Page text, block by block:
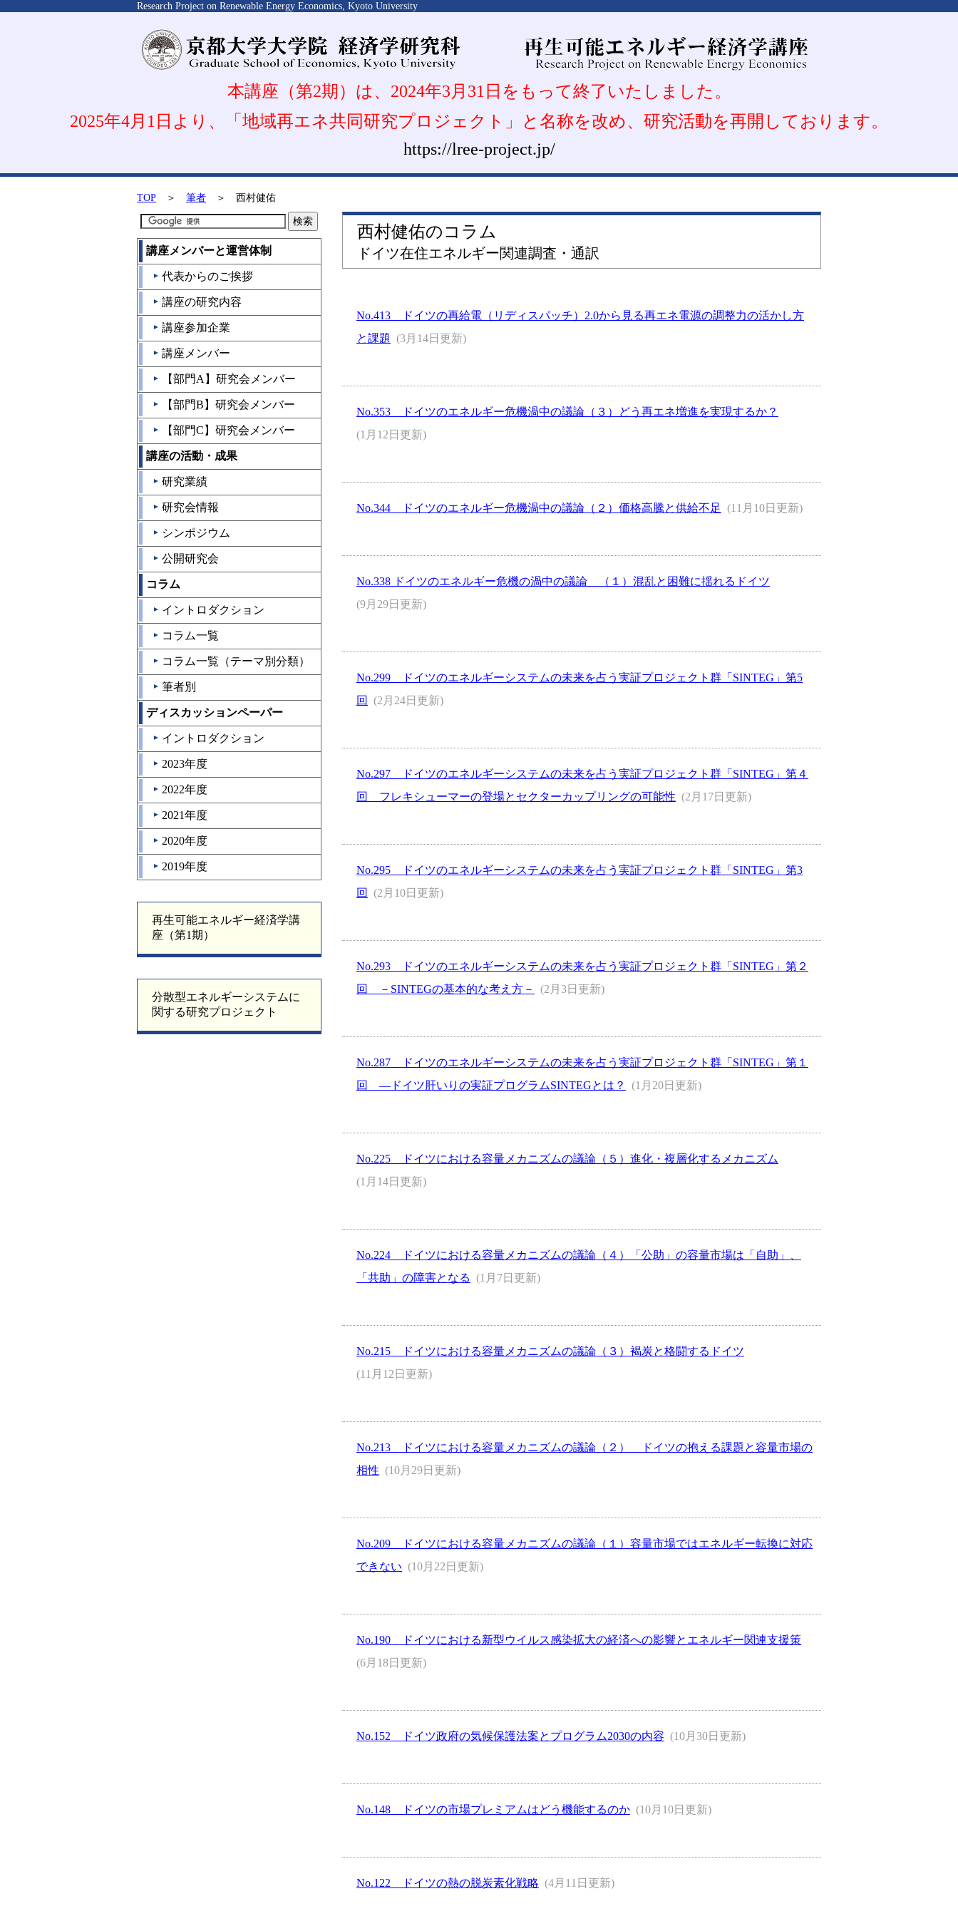
Research Project on Renewable Energy Economics, Kyoto University
本講座（第2期）は、2024年3月31日をもって終了いたしました。
2025年4月1日より、「地域再エネ共同研究プロジェクト」と名称を改め、研究活動を再開しております。
https://lree-project.jp/
TOP ＞ 筆者 ＞ 西村健佑
講座メンバーと運営体制
▲ 代表からのご挨拶
▲ 講座の研究内容
▲ 講座参加企業
▲ 講座メンバー
▲ 【部門A】研究会メンバー
▲ 【部門B】研究会メンバー
▲ 【部門C】研究会メンバー
講座の活動・成果
▲ 研究業績
▲ 研究会情報
▲ シンポジウム
▲ 公開研究会
コラム
▲ イントロダクション
▲ コラム一覧
▲ コラム一覧（テーマ別分類）
▲ 筆者別
ディスカッションペーパー
▲ イントロダクション
▲ 2023年度
▲ 2022年度
▲ 2021年度
▲ 2020年度
▲ 2019年度
再生可能エネルギー経済学講
座（第1期）
分散型エネルギーシステムに
関する研究プロジェクト
西村健佑のコラム
ドイツ在住エネルギー関連調査・通訳
No.413 ドイツの再給電（リディスパッチ）2.0から見る再エネ電源の調整力の活かし方
と課題 (3月14日更新)
No.353 ドイツのエネルギー危機渦中の議論（３）どう再エネ増進を実現するか？
(1月12日更新)
No.344 ドイツのエネルギー危機渦中の議論（２）価格高騰と供給不足 (11月10日更新)
No.338 ドイツのエネルギー危機の渦中の議論 （１）混乱と困難に揺れるドイツ
(9月29日更新)
No.299 ドイツのエネルギーシステムの未来を占う実証プロジェクト群「SINTEG」第5
回
(2月24日更新)
No.297 ドイツのエネルギーシステムの未来を占う実証プロジェクト群「SINTEG」第４
回 フレキシューマーの登場とセクターカップリングの可能性 (2月17日更新)
No.295 ドイツのエネルギーシステムの未来を占う実証プロジェクト群「SINTEG」第3
回
(2月10日更新)
No.293 ドイツのエネルギーシステムの未来を占う実証プロジェクト群「SINTEG」第２
回 －SINTEGの基本的な考え方－
(2月3日更新)
No.287 ドイツのエネルギーシステムの未来を占う実証プロジェクト群「SINTEG」第１
回 ―ドイツ肝いりの実証プログラムSINTEGとは？
(1月20日更新)
No.225 ドイツにおける容量メカニズムの議論（５）進化・複層化するメカニズム
(1月14日更新)
No.224 ドイツにおける容量メカニズムの議論（４）「公助」の容量市場は「自助」、
「共助」の障害となる (1月7日更新)
No.215 ドイツにおける容量メカニズムの議論（３）褐炭と格闘するドイツ
(11月12日更新)
No.213 ドイツにおける容量メカニズムの議論（２） ドイツの抱える課題と容量市場の
相性 (10月29日更新)
No.209 ドイツにおける容量メカニズムの議論（１）容量市場ではエネルギー転換に対応
できない (10月22日更新)
No.190 ドイツにおける新型ウイルス感染拡大の経済への影響とエネルギー関連支援策
(6月18日更新)
No.152 ドイツ政府の気候保護法案とプログラム2030の内容 (10月30日更新)
No.148 ドイツの市場プレミアムはどう機能するのか (10月10日更新)
No.122 ドイツの熱の脱炭素化戦略 (4月11日更新)